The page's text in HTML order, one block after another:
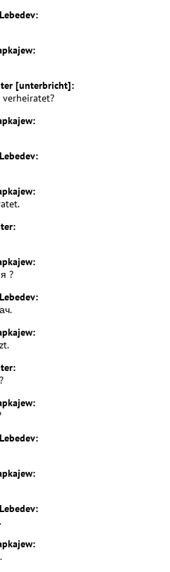
[unterbricht]:
verheiratet?
?